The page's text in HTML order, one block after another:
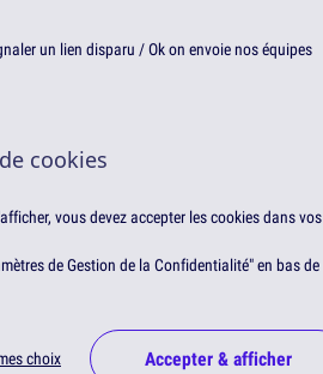
un lien disparu / Ok on envoie nos équipes
cookies
vous devez accepter les cookies dans vos
de Gestion de la Confidentialité" en bas de
choix Accepter & afficher